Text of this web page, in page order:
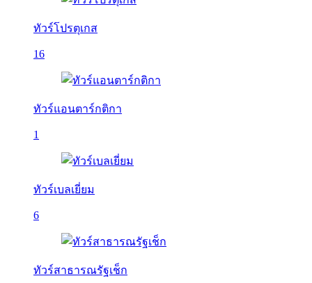
ทัวร์โปรตุเกส
16
ทัวร์แอนตาร์กติกา
1
ทัวร์เบลเยี่ยม
6
ทัวร์สาธารณรัฐเช็ก